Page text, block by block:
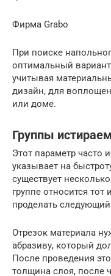
Фирма Grabo
При поиске
оптимальный
учитывая
дизайн, для
или доме.
Группы
Этот параметр часто
указывает на
существует
группе относится
проделать
Отрезок материала
абразиву, который
После проведения
толщина слоя, после